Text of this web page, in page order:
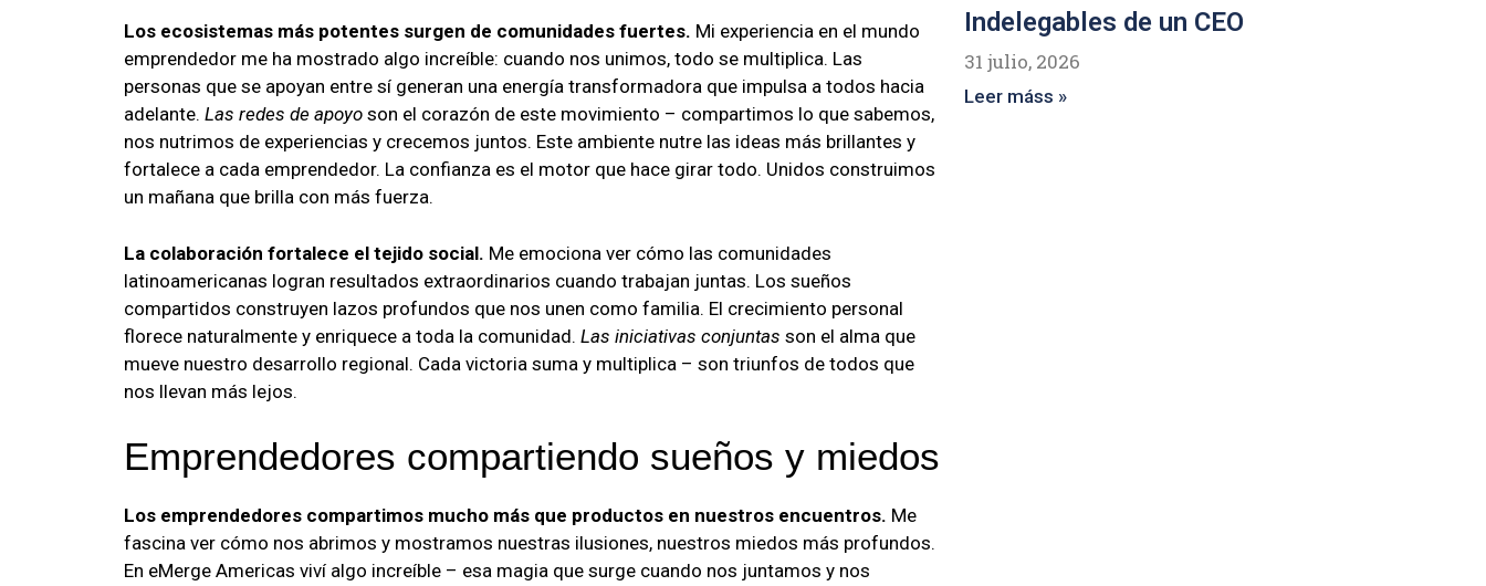
Los ecosistemas más potentes surgen de comunidades fuertes. Mi experiencia en el mundo
emprendedor me ha mostrado algo increíble: cuando nos unimos, todo se multiplica. Las
personas que se apoyan entre sí generan una energía transformadora que impulsa a todos hacia
adelante. Las redes de apoyo son el corazón de este movimiento – compartimos lo que sabemos,
nos nutrimos de experiencias y crecemos juntos. Este ambiente nutre las ideas más brillantes y
fortalece a cada emprendedor. La confianza es el motor que hace girar todo. Unidos construimos
un mañana que brilla con más fuerza.
La colaboración fortalece el tejido social. Me emociona ver cómo las comunidades
latinoamericanas logran resultados extraordinarios cuando trabajan juntas. Los sueños
compartidos construyen lazos profundos que nos unen como familia. El crecimiento personal
florece naturalmente y enriquece a toda la comunidad. Las iniciativas conjuntas son el alma que
mueve nuestro desarrollo regional. Cada victoria suma y multiplica – son triunfos de todos que
nos llevan más lejos.
Emprendedores compartiendo sueños y miedos
Los emprendedores compartimos mucho más que productos en nuestros encuentros. Me
fascina ver cómo nos abrimos y mostramos nuestras ilusiones, nuestros miedos más profundos.
En eMerge Americas viví algo increíble – esa magia que surge cuando nos juntamos y nos
Indelegables de un CEO
31 julio, 2026
Leer máss »